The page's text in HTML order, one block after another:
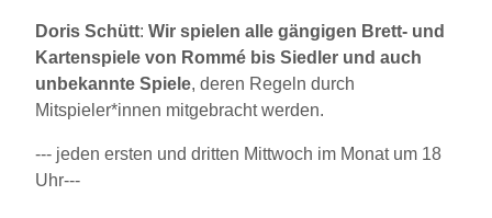
Doris Schütt: Wir spielen alle gängigen Brett- und
Kartenspiele von Rommé bis Siedler und auch
unbekannte Spiele, deren Regeln durch
Mitspieler*innen mitgebracht werden.
--- jeden ersten und dritten Mittwoch im Monat um 18
Uhr---